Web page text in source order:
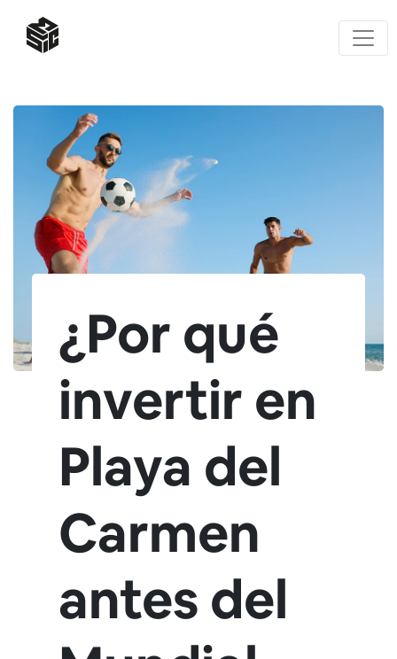
¿Por qué
invertir en
Playa del
Carmen
antes del